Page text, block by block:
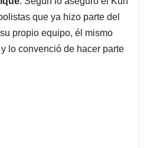
que ya hizo parte del
propio equipo, él mismo
lo convenció de hacer parte